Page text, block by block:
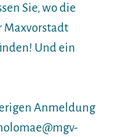
Sie, wo die
Maxvorstadt
Und ein
Anmeldung